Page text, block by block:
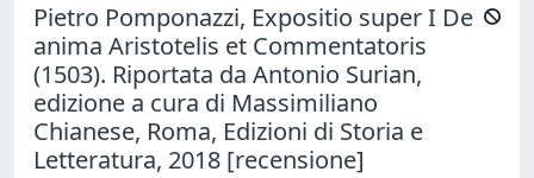
Pietro Pomponazzi, Expositio super I De
anima Aristotelis et Commentatoris
(1503). Riportata da Antonio Surian,
edizione a cura di Massimiliano
Chianese, Roma, Edizioni di Storia e
Letteratura, 2018 [recensione]